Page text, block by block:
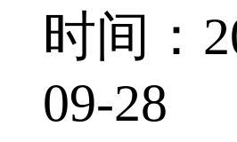
时间：
09-28